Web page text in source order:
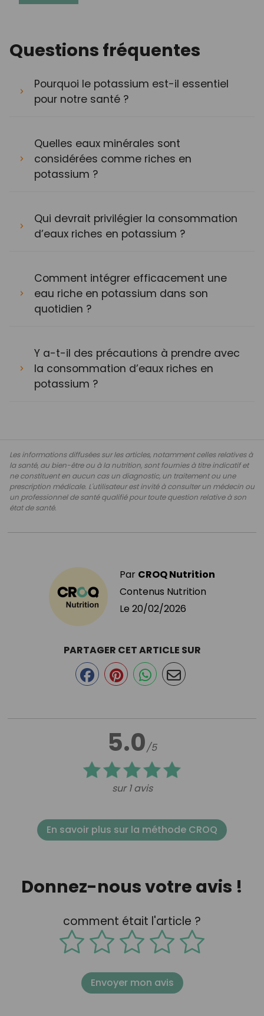
Questions fréquentes
Pourquoi le potassium est-il essentiel
pour notre santé ?
Quelles eaux minérales sont
considérées comme riches en
potassium ?
Qui devrait privilégier la consommation
d’eaux riches en potassium ?
Comment intégrer efficacement une
eau riche en potassium dans son
quotidien ?
Y a-t-il des précautions à prendre avec
la consommation d’eaux riches en
potassium ?
Les informations diffusées sur les articles, notamment celles relatives à
la santé, au bien-être ou à la nutrition, sont fournies à titre indicatif et
ne constituent en aucun cas un diagnostic, un traitement ou une
prescription médicale. L'utilisateur est invité à consulter un médecin ou
un professionnel de santé qualifié pour toute question relative à son
état de santé.
Par CROQ Nutrition
Contenus Nutrition
Le 20/02/2026
5.0/5
sur 1 avis
PARTAGER CET ARTICLE SUR
En savoir plus sur la méthode CROQ
Donnez-nous votre avis !
comment était l'article ?
Envoyer mon avis